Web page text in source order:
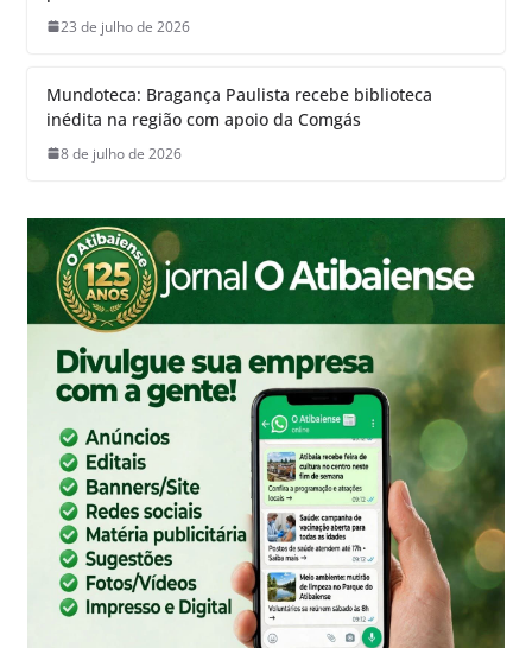
23 de julho de 2026
Mundoteca: Bragança Paulista recebe biblioteca
inédita na região com apoio da Comgás
8 de julho de 2026